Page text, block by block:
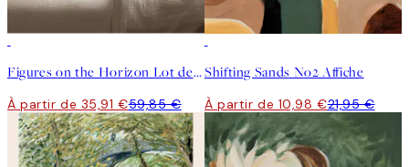
Figures on the Horizon Lot de Posters
À partir de 35,91 €59,85 €
Shifting Sands No2 Affiche
À partir de 10,98 €21,95 €